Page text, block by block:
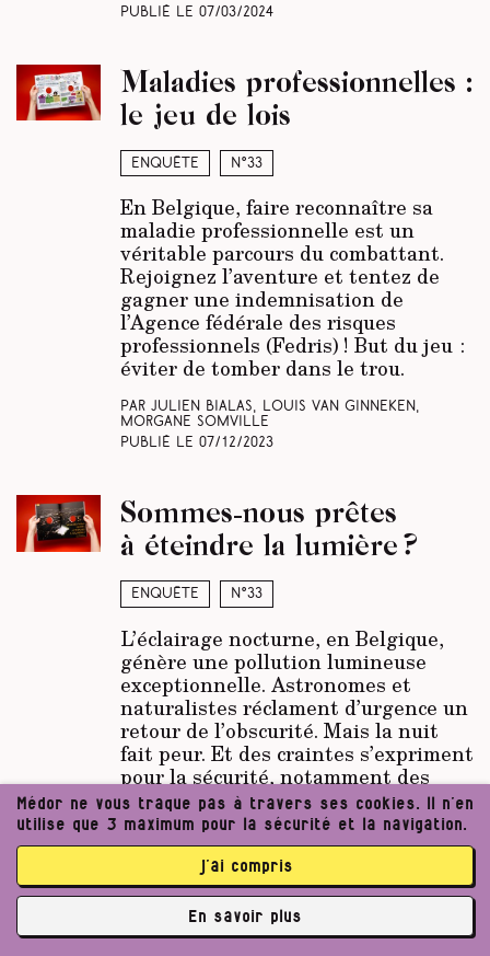
Publié le 07/03/2024
Enquête N°33
Maladies professionnelles :
le jeu de lois
En Belgique, faire reconnaître sa
maladie professionnelle est un
véritable parcours du combattant.
Rejoignez l’aventure et tentez de
gagner une indemnisation de
l’Agence fédérale des risques
professionnels (Fedris) ! But du jeu :
éviter de tomber dans le trou.
Par Julien Bialas, Louis Van Ginneken,
Morgane Somville
Publié le 07/12/2023
Enquête N°33
Sommes-nous prêtes
à éteindre la lumière ?
L’éclairage nocturne, en Belgique,
génère une pollution lumineuse
exceptionnelle. Astronomes et
naturalistes réclament d’urgence un
retour de l’obscurité. Mais la nuit
fait peur. Et des craintes s’expriment
pour la sécurité, notamment des
femmes. Cette tension pourrait être
l’occasion de repenser l’ambiance
nocturne de nos espaces publics.
Pour un meilleur équilibre…
Par Céline Gautier, Laura Collard
07/12/2023
Médor ne vous traque pas à travers ses cookies. Il n’en
utilise que 3 maximum pour la sécurité et la navigation.
j’ai compris
En savoir plus